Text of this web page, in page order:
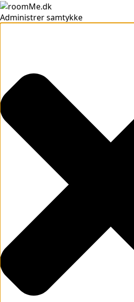
Administrer samtykke